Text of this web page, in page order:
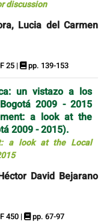
discussion
Lucia del Carmen
25 | pp. 139-153
un vistazo a los
2009 - 2015
a look at the
2009 - 2015).
a look at the Local
David Bejarano
450 | pp. 67-97